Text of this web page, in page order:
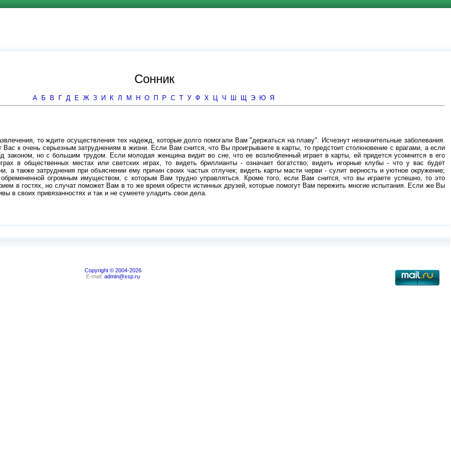
Сонник
А Б В Г Д Е Ж З И К Л М Н О П Р С Т У Ф Х Ц Ч Ш Щ Э Ю Я
то ждите осуществления тех надежд, которые долго помогали Вам "держаться на плаву". Исчезнут незначительные заболевания.
Вас к очень серьезным затруднениям в жизни. Если Вам снится, что Вы проигрываете в карты, то предстоит столкновение с врагами, а если
законом, но с большим трудом. Если молодая женщина видит во сне, что ее возлюбленный играет в карты, ей придется усомнится в его
в общественных местах или светских играх, то видеть бриллианты - означает богатство; видеть игорные клубы - что у вас будет
а также затруднения при объяснении ему причин своих частых отлучек; видеть карты масти черви - сулит верность и уютное окружение;
огромным имуществом, с которым Вам трудно управляться. Кроме того, если Вам снится, что вы играете успешно, то это
в гостях, но случат поможет Вам в то же время обрести истинных друзей, которые помогут Вам пережить многие испытания. Если же Вы
в своих привязанностях и так и не сумеете уладить свои дела.
Copyright © 2004-2026
E-mail: admin@xsp.ru